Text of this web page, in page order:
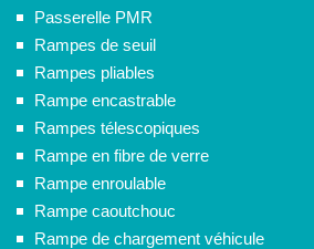
Passerelle PMR
Rampes de seuil
Rampes pliables
Rampe encastrable
Rampes télescopiques
Rampe en fibre de verre
Rampe enroulable
Rampe caoutchouc
Rampe de chargement véhicule